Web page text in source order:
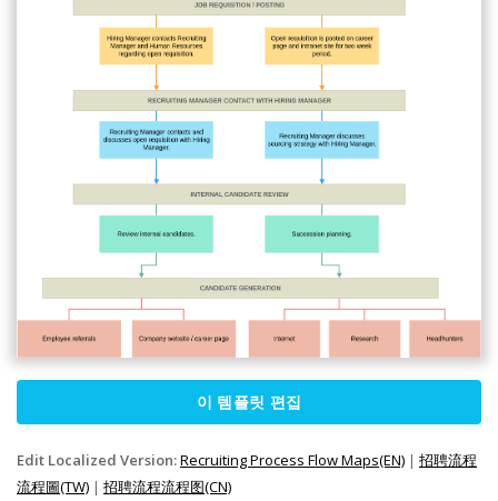
이 템플릿 편집
Edit Localized Version:Recruiting Process Flow Maps(EN) | 招聘流程
流程圖(TW) | 招聘流程流程图(CN)